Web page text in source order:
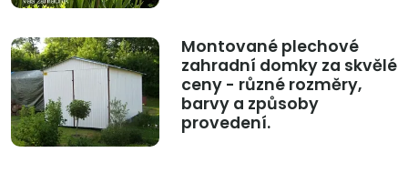
Montované plechové
zahradní domky za skvělé
ceny - různé rozměry,
barvy a způsoby
provedení.